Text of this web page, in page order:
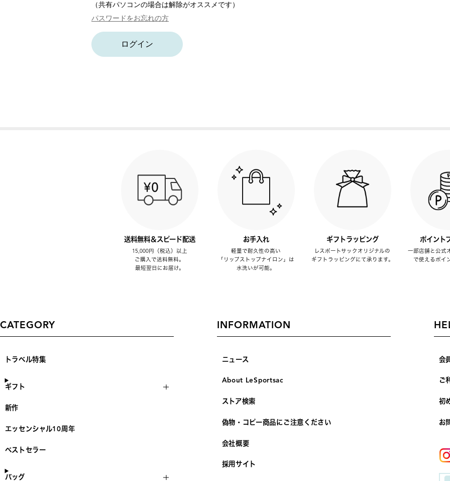
（共有パソコンの場合は解除がオススメです）
パスワードをお忘れの方
ログイン
送料無料＆スピード配送
15,000円（税込）以上
ご購入で送料無料。
最短翌日にお届け。
お手入れ
軽量で耐久性の高い
「リップストップナイロン」は
水洗いが可能。
ギフトラッピング
レスポートサックオリジナルの
ギフトラッピングにて承ります。
ポイント
一部店舗と公式
で使えるポイ
CATEGORY
トラベル特集
ギフト
新作
エッセンシャル10周年
ベストセラー
バッグ
INFORMATION
ニュース
About LeSportsac
ストア検索
偽物・コピー商品にご注意ください
会社概要
採用サイト
会
ご
初
お